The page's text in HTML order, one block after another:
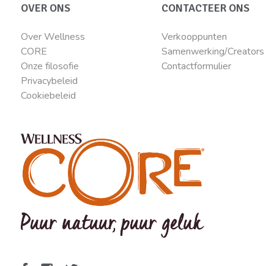
OVER ONS
Over Wellness
CORE
Onze filosofie
Privacybeleid
Cookiebeleid
CONTACTEER ONS
Verkooppunten
Samenwerking/Creators
Contactformulier